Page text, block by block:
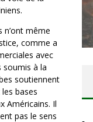
même
comme a
avec
soumis à la
soutiennent
bases
Américains. Il
pas le sens
PEUPLE
3 juillet 2026